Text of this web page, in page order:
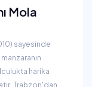
Mola
sayesinde
harika
Trabzon'dan